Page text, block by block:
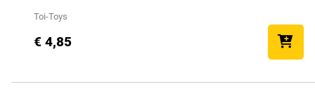
Toi-Toys
€ 4,85